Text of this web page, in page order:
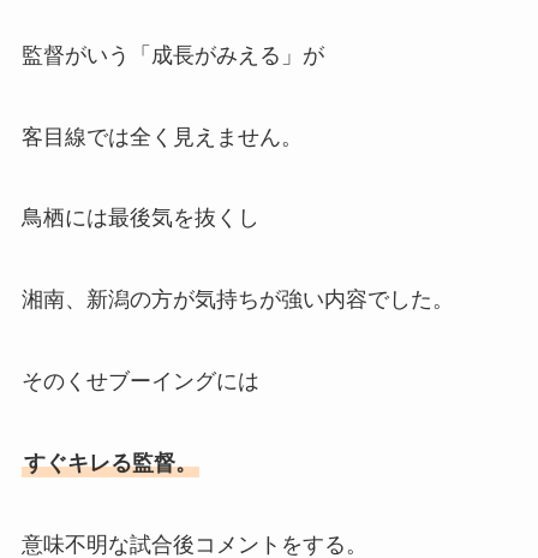
監督がいう「成長がみえる」が
客目線では全く見えません。
鳥栖には最後気を抜くし
湘南、新潟の方が気持ちが強い内容でした。
そのくせブーイングには
すぐキレる監督。
意味不明な試合後コメントをする。